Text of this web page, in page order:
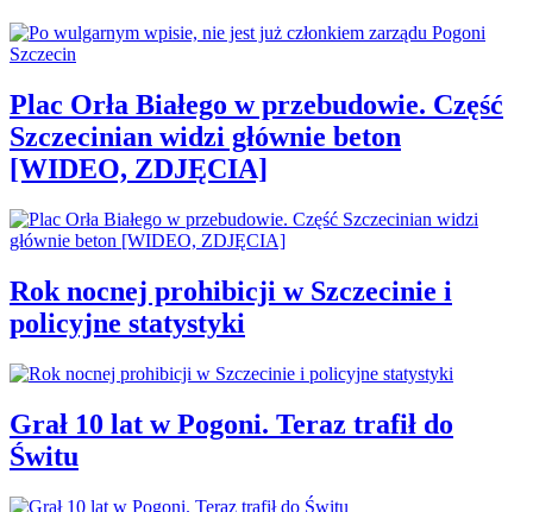
Plac Orła Białego w przebudowie. Część
Szczecinian widzi głównie beton
[WIDEO, ZDJĘCIA]
Rok nocnej prohibicji w Szczecinie i
policyjne statystyki
Grał 10 lat w Pogoni. Teraz trafił do
Świtu